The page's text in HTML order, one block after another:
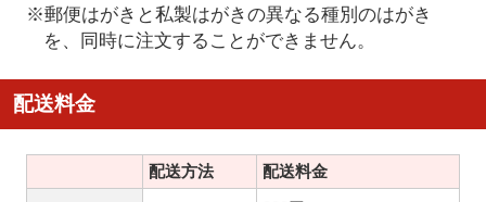
※郵便はがきと私製はがきの異なる種別のはがき
を、同時に注文することができません。
配送料金
配送方法 配送料金